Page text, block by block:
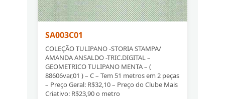
SA003C01
COLEÇÃO TULIPANO -STORIA STAMPA/
AMANDA ANSALDO -TRIC.DIGITAL –
GEOMETRICO TULIPANO MENTA – (
88606var,01 ) – C – Tem 51 metros em 2 peças
– Preço Geral: R$32,10 – Preço do Clube Mais
Criativo: R$23,90 o metro